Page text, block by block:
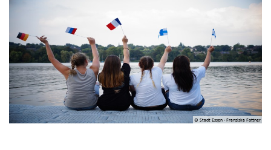
© Stadt Essen - Franziska Fottner